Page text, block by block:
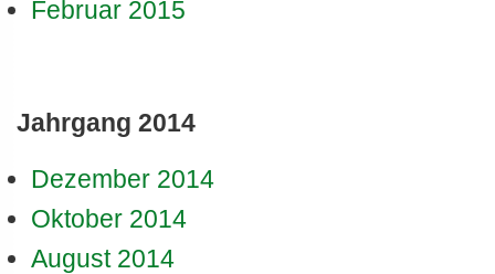
Februar 2015
Jahrgang 2014
Dezember 2014
Oktober 2014
August 2014